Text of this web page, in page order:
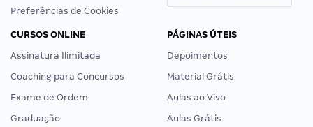
Preferências de Cookies
CURSOS ONLINE
Assinatura Ilimitada
Coaching para Concursos
Exame de Ordem
Graduação
PÁGINAS ÚTEIS
Depoimentos
Material Grátis
Aulas ao Vivo
Aulas Grátis